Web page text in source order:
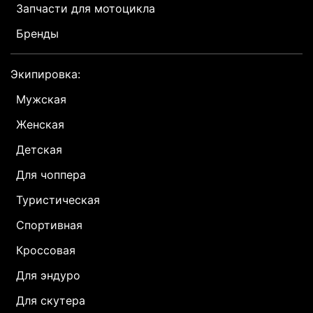
Запчасти для мотоцикла
Бренды
Экипировка:
Мужская
Женская
Детская
Для чоппера
Туристическая
Спортивная
Кроссовая
Для эндуро
Для скутера